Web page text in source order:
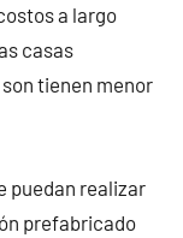
a largo
casas
tienen menor
puedan realizar
prefabricado